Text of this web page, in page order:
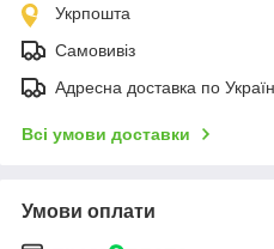
Укрпошта
Самовивіз
Адресна доставка по
Всі умови доставки
Умови оплати